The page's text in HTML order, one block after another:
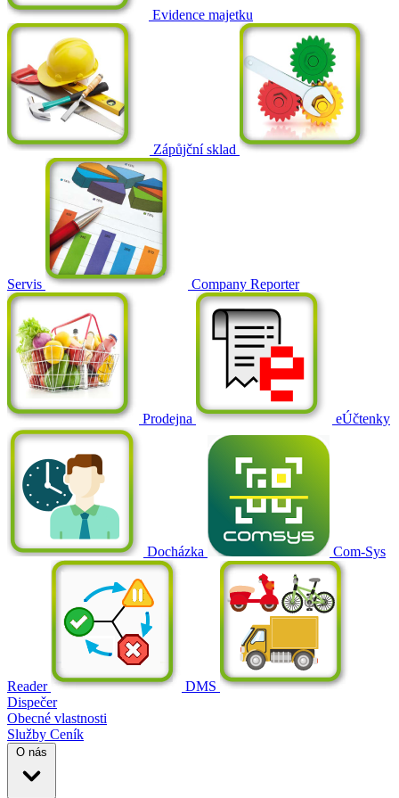
Evidence majetku
Zápůjční sklad
Servis Company Reporter
Prodejna eÚčtenky
Docházka Com-Sys
Reader
DMS
Dispečer
Obecné vlastnosti
Služby Ceník
O nás